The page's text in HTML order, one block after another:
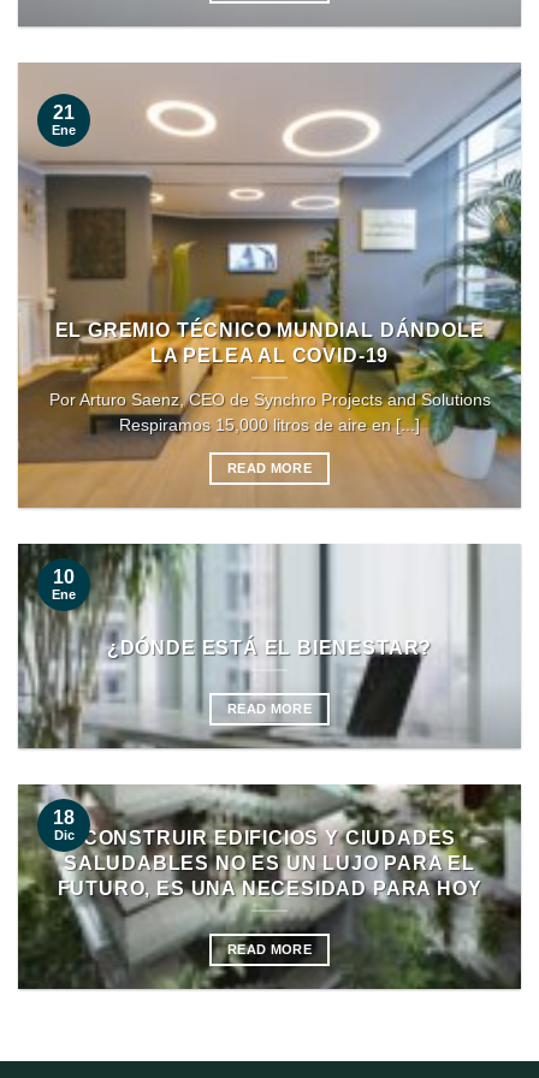
EL GREMIO TÉCNICO MUNDIAL DÁNDOLE
LA PELEA AL COVID-19
Por Arturo Saenz, CEO de Synchro Projects and Solutions
Respiramos 15,000 litros de aire en [...]
READ MORE
21
Ene
¿DÓNDE ESTÁ EL BIENESTAR?
READ MORE
10
Ene
CONSTRUIR EDIFICIOS Y CIUDADES
SALUDABLES NO ES UN LUJO PARA EL
FUTURO, ES UNA NECESIDAD PARA HOY
READ MORE
18
Dic